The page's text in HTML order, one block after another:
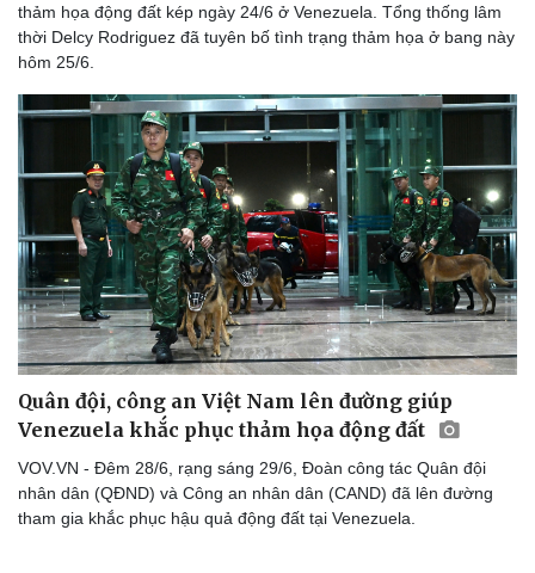
thảm họa động đất kép ngày 24/6 ở Venezuela. Tổng thống lâm
thời Delcy Rodriguez đã tuyên bố tình trạng thảm họa ở bang này
hôm 25/6.
Quân đội, công an Việt Nam lên đường giúp
Venezuela khắc phục thảm họa động đất
VOV.VN - Đêm 28/6, rạng sáng 29/6, Đoàn công tác Quân đội
nhân dân (QĐND) và Công an nhân dân (CAND) đã lên đường
tham gia khắc phục hậu quả động đất tại Venezuela.